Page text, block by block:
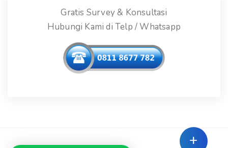
Gratis Survey & Konsultasi
Hubungi Kami di Telp / Whatsapp
+